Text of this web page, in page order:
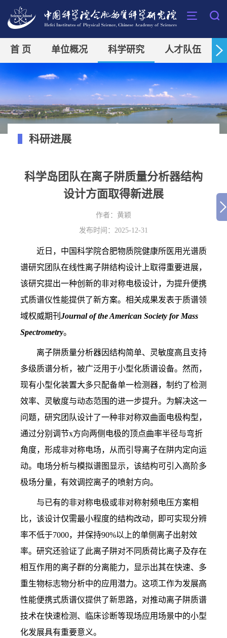
首 页 单位概况 科学研究 人才队伍
科研进展
科学岛团队在离子阱质量分析器结构
设计方面取得新进展
作者： 黄颖
发布时间：2025-12-31
近日，中国科学院合肥物质院健康所医用光谱质
谱研究团队在线性离子阱结构设计上取得重要进展，
该研究提出一种创新的非对称电极设计，为提升便携
式质谱仪性能提供了新方案。 相关成果发表于质谱领
域权威期刊 Journal of the American Society for Mass
Spectrometry。
离子阱质量分析器因结构简单、灵敏度高且支持
多级质谱分析，被广泛用于小型化质谱设备。然而，
现有小型化装置大多只配备单一检测器，制约了检测
效率、灵敏度与动态范围的进一步提升。为解决这一
问题，研究团队设计了一种非对称双曲面电极构型，
通过分别调节x方向两侧电极的顶点曲率半径与弯折
角度，形成非对称电场，从而引导离子在阱内定向运
动。电场分析与模拟谱图显示，该结构可引入高阶多
极场分量，有效调控离子的喷射方向。
与已有的非对称电极或非对称射频电压方案相
比，该设计仅需最小程度的结构改动，即可实现分辨
率不低于7000，并保持90%以上的单侧离子出射效
率。研究还验证了此离子阱对不同质荷比离子及存在
相互作用的离子群的分离能力，显示出其在快速、多
重生物标志物分析中的应用潜力。这项工作为发展高
性能便携式质谱仪提供了新思路，对推动离子阱质谱
技术在快速检测、临床诊断等现场应用场景中的小型
化发展具有重要意义。